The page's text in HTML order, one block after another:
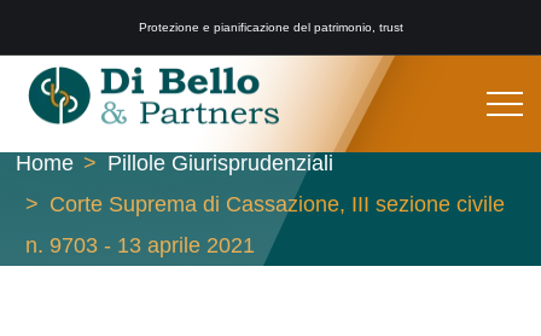
Protezione e pianificazione del patrimonio, trust
Home
Pillole Giurisprudenziali
Corte Suprema di Cassazione, III sezione civile
n. 9703 - 13 aprile 2021